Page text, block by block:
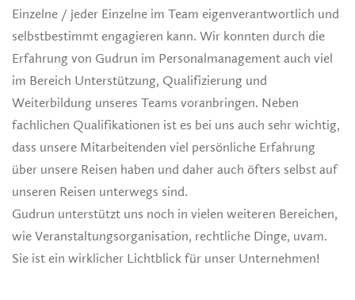
Einzelne / jeder Einzelne im Team eigenverantwortlich und
selbstbestimmt engagieren kann. Wir konnten durch die
Erfahrung von Gudrun im Personalmanagement auch viel
im Bereich Unterstützung, Qualifizierung und
Weiterbildung unseres Teams voranbringen. Neben
fachlichen Qualifikationen ist es bei uns auch sehr wichtig,
dass unsere Mitarbeitenden viel persönliche Erfahrung
über unsere Reisen haben und daher auch öfters selbst auf
unseren Reisen unterwegs sind.
Gudrun unterstützt uns noch in vielen weiteren Bereichen,
wie Veranstaltungsorganisation, rechtliche Dinge, uvam.
Sie ist ein wirklicher Lichtblick für unser Unternehmen!